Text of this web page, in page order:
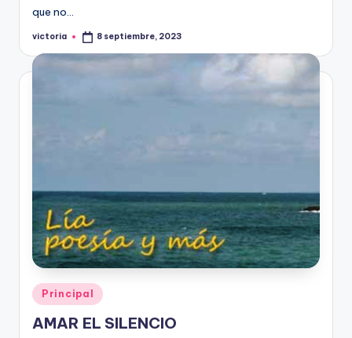
que no…
Publicado
victoria 8 septiembre, 2023
Publicado
en
Principal
AMAR EL SILENCIO